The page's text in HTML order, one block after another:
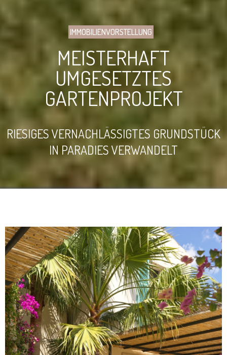
IMMOBILIENVORSTELLUNG
MEISTERHAFT
UMGESETZTES
GARTENPROJEKT
RIESIGES VERNACHLÄSSIGTES GRUNDSTÜCK
IN PARADIES VERWANDELT